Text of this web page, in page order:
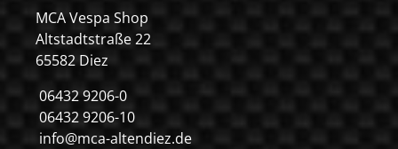
MCA Vespa Shop
Altstadtstraße 22
65582 Diez
06432 9206-0
06432 9206-10
info@mca-altendiez.de